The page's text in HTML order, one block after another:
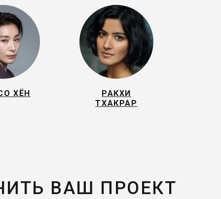
ХЁН
РАКХИ
ТХАКРАР
ВАШ ПРОЕКТ